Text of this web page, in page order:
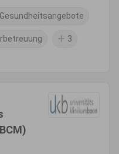
Gesundheitsangebote
3